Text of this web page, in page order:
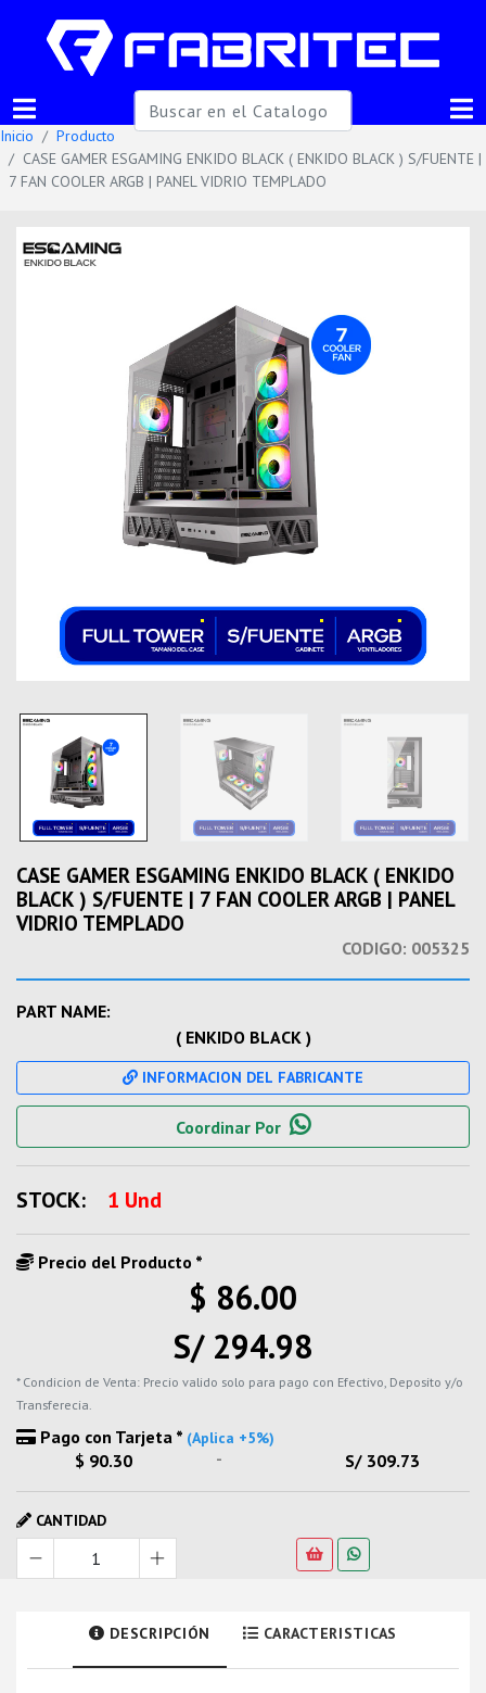
Inicio
Producto
CASE GAMER ESGAMING ENKIDO BLACK ( ENKIDO BLACK ) S/FUENTE |
7 FAN COOLER ARGB | PANEL VIDRIO TEMPLADO
CASE GAMER ESGAMING ENKIDO BLACK ( ENKIDO
BLACK ) S/FUENTE | 7 FAN COOLER ARGB | PANEL
VIDRIO TEMPLADO
CODIGO: 005325
PART NAME:
( ENKIDO BLACK )
INFORMACION DEL FABRICANTE
Coordinar Por
STOCK: 1 Und
Precio del Producto *
$ 86.00
S/ 294.98
* Condicion de Venta: Precio valido solo para pago con Efectivo, Deposito y/o
Transferecia.
Pago con Tarjeta * (Aplica +5%)
$ 90.30 - S/ 309.73
CANTIDAD
DESCRIPCIÓN CARACTERISTICAS